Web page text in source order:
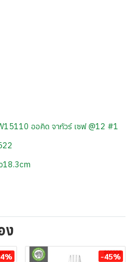
ออคิด จากัวร์ เซฟ @12 #1
18.3cm
ง
-45%